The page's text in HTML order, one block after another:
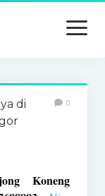
open
menu
di
0
Koneng